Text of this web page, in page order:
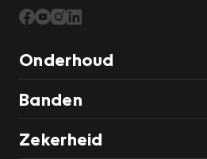
Onderhoud
Banden
Zekerheid